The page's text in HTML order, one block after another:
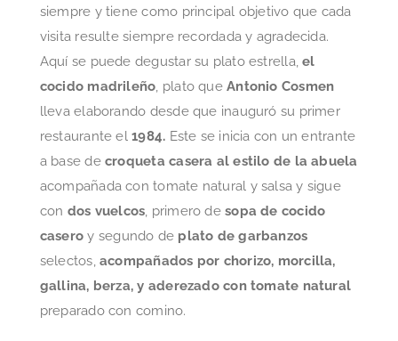
siempre y tiene como principal objetivo que cada
visita resulte siempre recordada y agradecida.
Aquí se puede degustar su plato estrella,el
cocido madrileño, plato queAntonio Cosmen
lleva elaborando desde que inauguró su primer
restaurante el1984. Este se inicia con un entrante
a base decroqueta casera al estilo de la abuela
acompañada con tomate natural y salsa y sigue
con dos vuelcos, primero desopa de cocido
casero y segundo de plato de garbanzos
selectos,acompañados por chorizo, morcilla,
gallina, berza, y aderezado con tomate natural
preparado con comino.